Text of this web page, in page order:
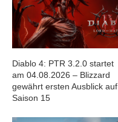
Diablo 4: PTR 3.2.0 startet
am 04.08.2026 – Blizzard
gewährt ersten Ausblick auf
Saison 15